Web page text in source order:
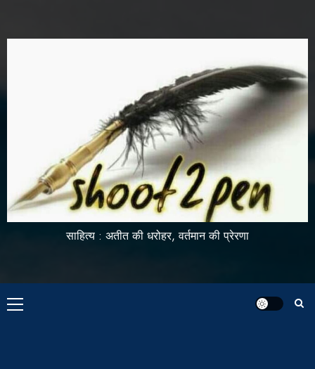
साहित्य : अतीत की धरोहर, वर्तमान की प्रेरणा